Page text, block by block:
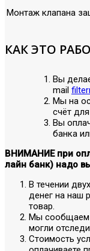
Монтаж клапана
КАК ЭТО
Вы
mail
Мы на
счёт
Вы
банка
ВНИМАНИЕ при
лайн банк) надо
В течении
денег на наш
товар.
Мы сообщаем
могли
Стоимость